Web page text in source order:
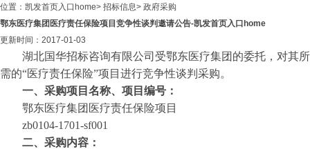
位置： 凯发首页入口home> 招标信息> 政府采购
鄂东医疗集团医疗责任保险项目竞争性谈判邀请公告-凯发首页入口home
更新时间：2017-01-03
湖北国华招标咨询有限公司受鄂东医疗集团的委托，对其所
需的“医疗责任保险”项目进行竞争性谈判采购。
一、采购项目名称、项目编号：
鄂东医疗集团医疗责任保险项目
zb0104-1701-sf001
二、采购内容：